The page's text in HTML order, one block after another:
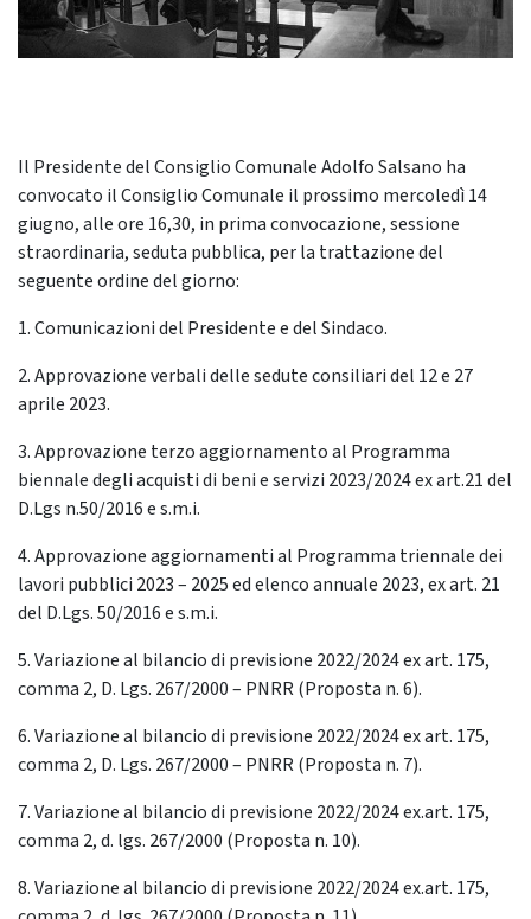
Il Presidente del Consiglio Comunale Adolfo Salsano ha
convocato il Consiglio Comunale il prossimo mercoledì 14
giugno, alle ore 16,30, in prima convocazione, sessione
straordinaria, seduta pubblica, per la trattazione del
seguente ordine del giorno:
1. Comunicazioni del Presidente e del Sindaco.
2. Approvazione verbali delle sedute consiliari del 12 e 27
aprile 2023.
3. Approvazione terzo aggiornamento al Programma
biennale degli acquisti di beni e servizi 2023/2024 ex art.21 del
D.Lgs n.50/2016 e s.m.i.
4. Approvazione aggiornamenti al Programma triennale dei
lavori pubblici 2023 – 2025 ed elenco annuale 2023, ex art. 21
del D.Lgs. 50/2016 e s.m.i.
5. Variazione al bilancio di previsione 2022/2024 ex art. 175,
comma 2, D. Lgs. 267/2000 – PNRR (Proposta n. 6).
6. Variazione al bilancio di previsione 2022/2024 ex art. 175,
comma 2, D. Lgs. 267/2000 – PNRR (Proposta n. 7).
7. Variazione al bilancio di previsione 2022/2024 ex.art. 175,
comma 2, d. lgs. 267/2000 (Proposta n. 10).
8. Variazione al bilancio di previsione 2022/2024 ex.art. 175,